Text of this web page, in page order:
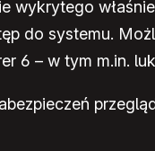
wykrytego
do systemu.
6 – w tym m.in.